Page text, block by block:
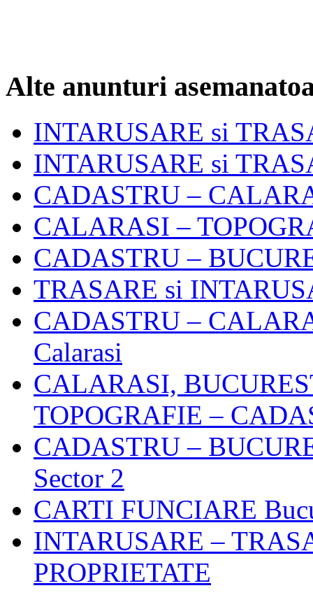
Alte anunturi
INTARUSARE si
INTARUSARE si
CADASTRU –
CALARASI –
CADASTRU –
TRASARE si
CADASTRU –
Calarasi
CALARASI,
TOPOGRAFIE –
CADASTRU –
Sector 2
CARTI FUNCIARE
INTARUSARE –
PROPRIETATE